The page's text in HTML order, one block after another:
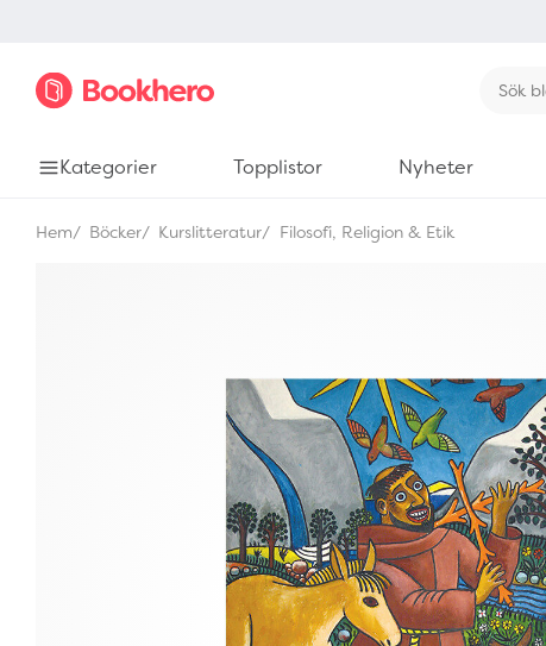
Kategorier Topplistor Nyheter
Hem Böcker Kurslitteratur Filosofi, Religion & Etik